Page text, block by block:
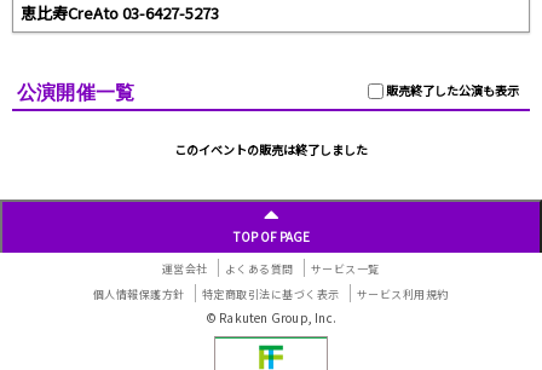
恵比寿CreAto 03-6427-5273
販売終了した公演も表示
公演開催一覧
このイベントの販売は終了しました
TOP OF PAGE
運営会社 よくある質問
サービス一覧
個人情報保護方針
特定商取引法に基づく表示 サービス利用規約
© Rakuten Group, Inc.